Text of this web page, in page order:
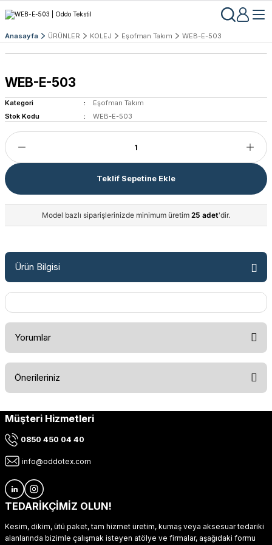
Anasayfa ÜRÜNLER KOLEJ Eşofman Takım WEB-E-503
WEB-E-503
Kategori
Eşofman Takım
Stok Kodu
WEB-E-503
Teklif Sepetine Ekle
Model bazlı siparişlerinizde minimum üretim 25 adet'dir.
Ürün Bilgisi
Yorumlar
Önerileriniz
Bu ürünün fiyat bilgisi, resim, ürün açıklamalarında ve diğer
kullanarak tarafımıza iletebilirsiniz.
Ürün resmi kalitesiz, bozuk veya görüntülenemiyor.
Ürün açıklamasında eksik bilgiler bulunuyor.
Ürün fiyatı diğer sitelerden daha pahalı.
Müşteri Hizmetleri
0850 450 04 40
info@oddotex.com
TEDARİKÇİMİZ OLUN!
Kesim, dikim, ütü paket, tam hizmet üretim, kumaş veya aksesuar tedariki
alanlarında bizimle çalışmak isteyen atölye ve firmalar, aşağıdaki formu